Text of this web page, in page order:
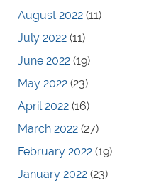
August 2022 (11)
July 2022 (11)
June 2022 (19)
May 2022 (23)
April 2022 (16)
March 2022 (27)
February 2022 (19)
January 2022 (23)